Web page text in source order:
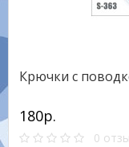
Крючки с
180р.
0